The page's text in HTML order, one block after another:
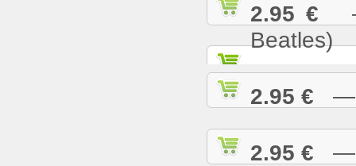
2.95 € —
Beatles)
2.95 € —
2.95 € —